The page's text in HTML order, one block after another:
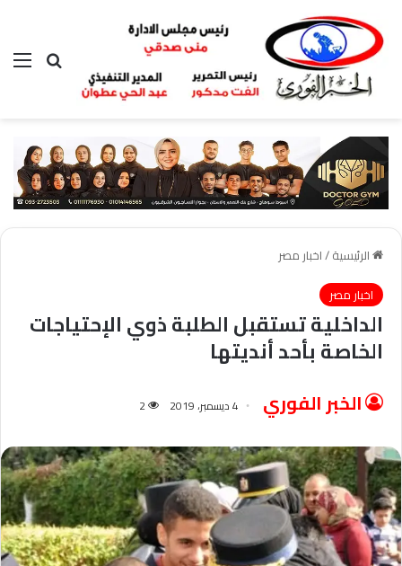
بحث عن
الرئيسية/اخبار مصر
اخبار مصر
الداخلية تستقبل الطلبة ذوي الإحتياجات
الخاصة بأحد أنديتها
الخبر الفوري 4 ديسمبر، 2019 2